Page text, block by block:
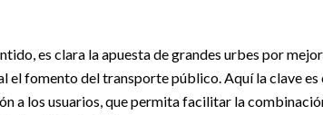
es clara la apuesta de grandes urbes por
el fomento del transporte público. Aquí la clave
a los usuarios, que permita facilitar la